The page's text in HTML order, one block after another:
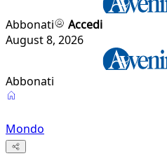
Abbonati
Accedi
August 8, 2026
Abbonati
Mondo